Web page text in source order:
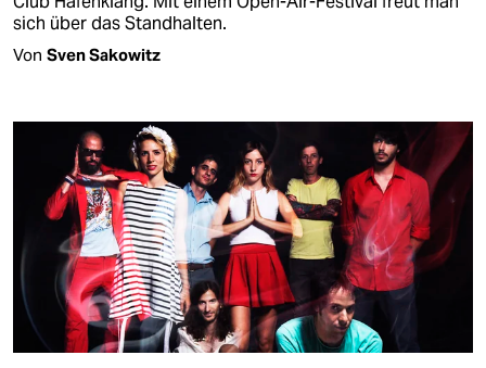
sich über das Standhalten.
Von Sven Sakowitz